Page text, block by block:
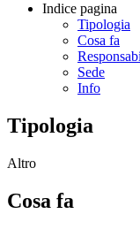
Indice pagina
Tipologia
Cosa fa
Sede
Info
Tipologia
Altro
Cosa fa